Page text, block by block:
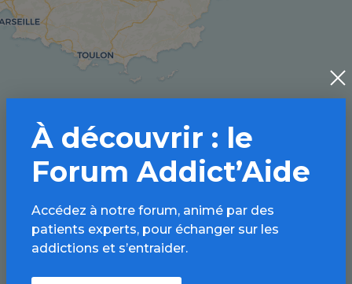
À découvrir : le
Forum Addict’Aide
Accédez à notre forum, animé par des
patients experts, pour échanger sur les
addictions et s’entraider.